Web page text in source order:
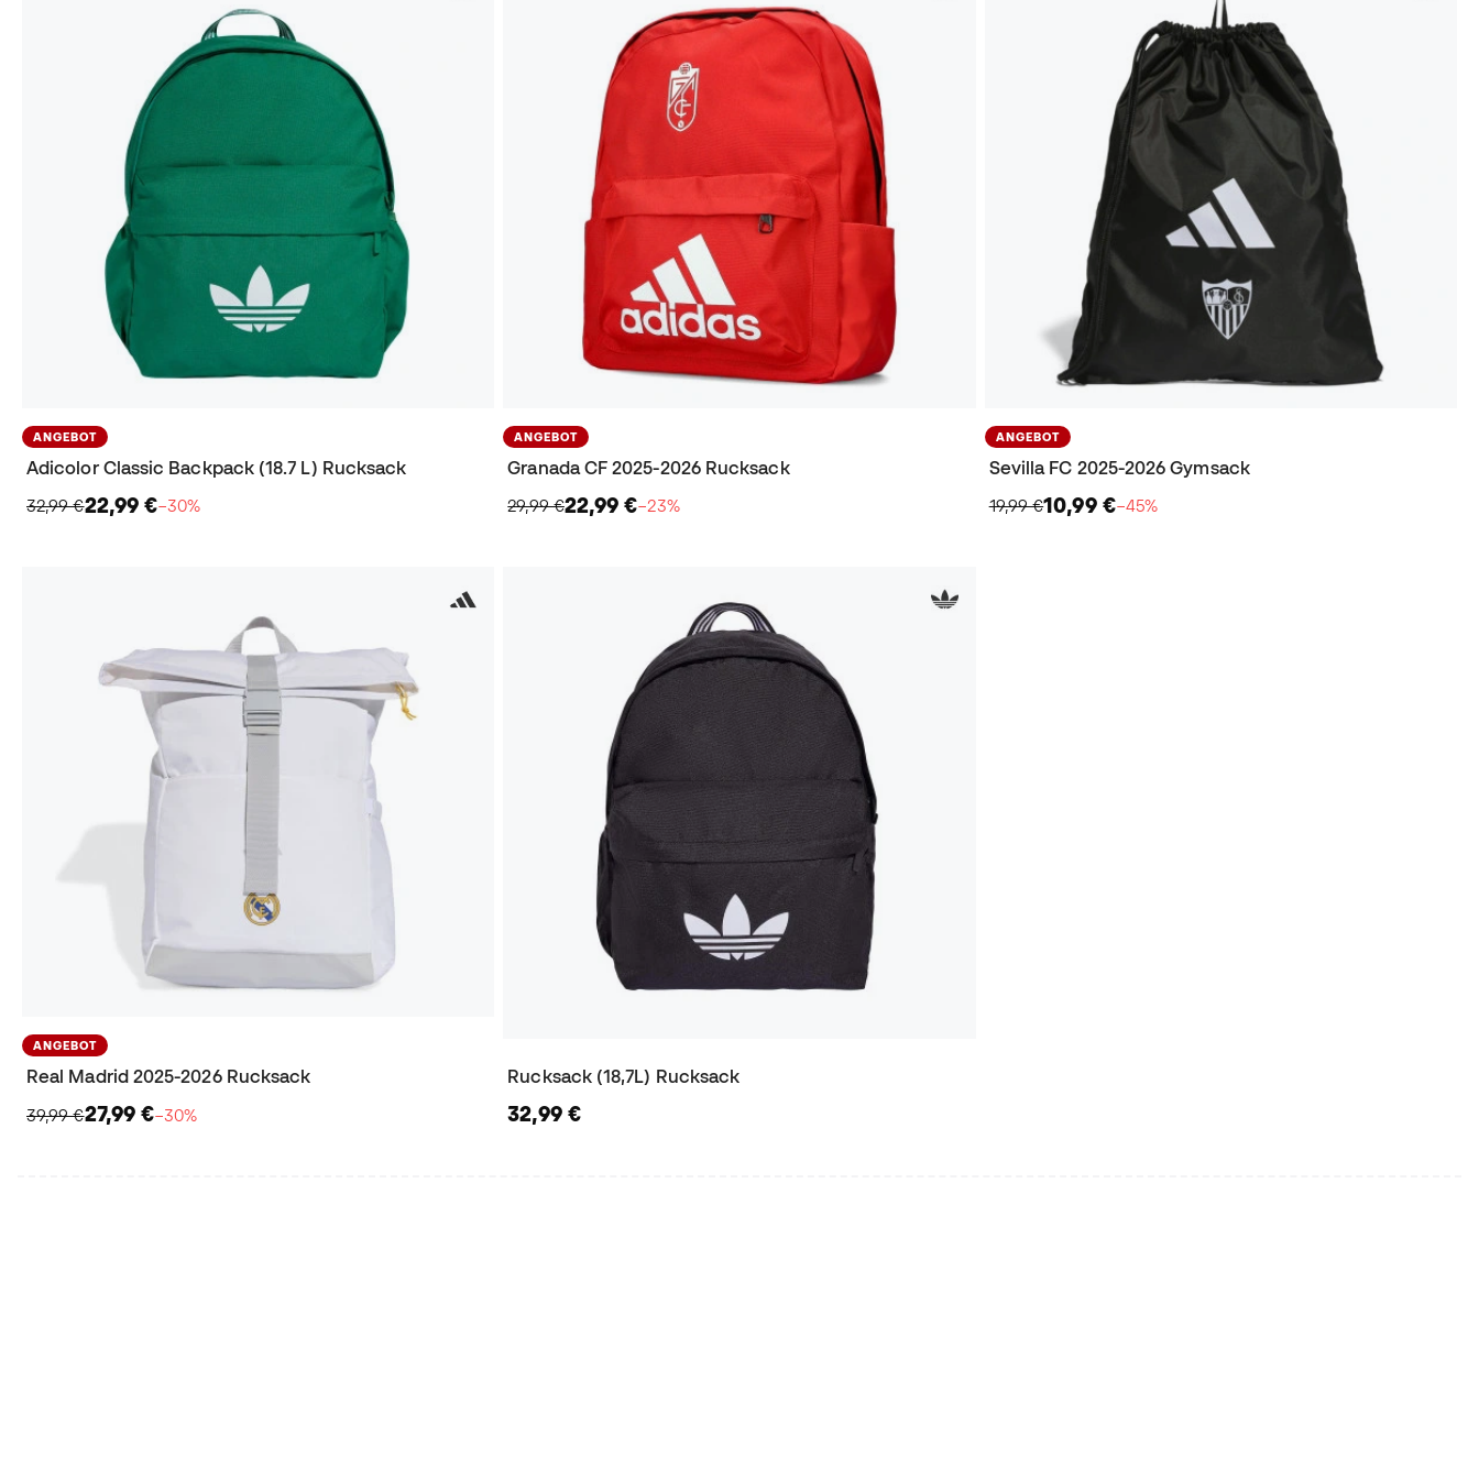
ANGEBOT
Adicolor Classic Backpack (18.7 L) Rucksack
32,99 €22,99 €−30%
ANGEBOT
Granada CF 2025-2026 Rucksack
29,99 €22,99 €−23%
ANGEBOT
Sevilla FC 2025-2026 Gymsack
19,99 €10,99 €−45%
ANGEBOT
Real Madrid 2025-2026 Rucksack
39,99 €27,99 €−30%
Rucksack (18,7L) Rucksack
32,99 €